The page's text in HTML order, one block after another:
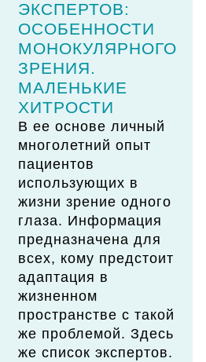
ЭКСПЕРТОВ:
ОСОБЕННОСТИ
МОНОКУЛЯРНОГО
ЗРЕНИЯ.
МАЛЕНЬКИЕ
ХИТРОСТИ
В ее основе личный
многолетний опыт
пациентов
использующих в
жизни зрение одного
глаза. Информация
предназначена для
всех, кому предстоит
адаптация в
жизненном
пространстве с такой
же проблемой. Здесь
же список экспертов.